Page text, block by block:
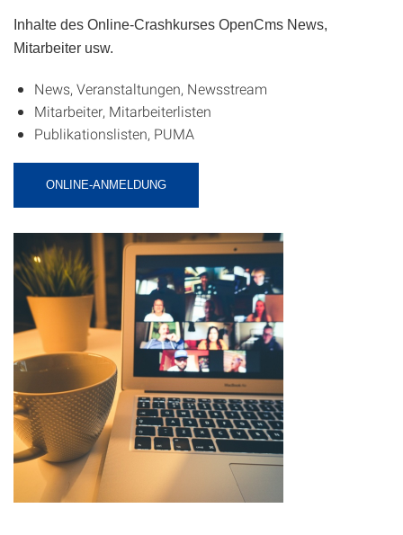
Inhalte des Online-Crashkurses OpenCms News,
Mitarbeiter usw.
News, Veranstaltungen, Newsstream
Mitarbeiter, Mitarbeiterlisten
Publikationslisten, PUMA
ONLINE-ANMELDUNG